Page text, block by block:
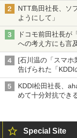
NTT島田社長、ソ
ようにして」
ドコモ前田社長が
への考え方にも言
[石川温の「スマホ
告げられた「KDDI
穴と楽天モバイル
KDDI松田社長、
めて十分対抗できる
Special Site